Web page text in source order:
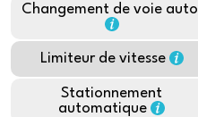
Changement de voie auto
Limiteur de vitesse
Stationnement
automatique